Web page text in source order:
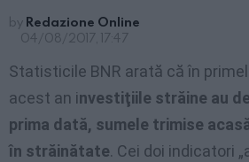
by Redazione Online
04/08/2017, 17:47
Statisticile BNR arată că în
acest an investiţiile străine au
prima dată, sumele trimise
în străinătate. Cei doi indicatori